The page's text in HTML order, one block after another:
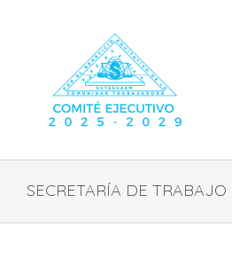
SECRETARÍA DE TRABAJO